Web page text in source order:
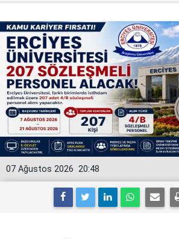
20:48
07 Ağustos 2026